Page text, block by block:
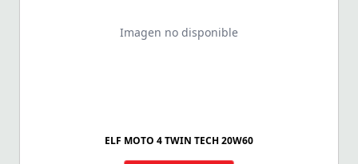
Imagen no disponible
ELF MOTO 4 TWIN TECH 20W60